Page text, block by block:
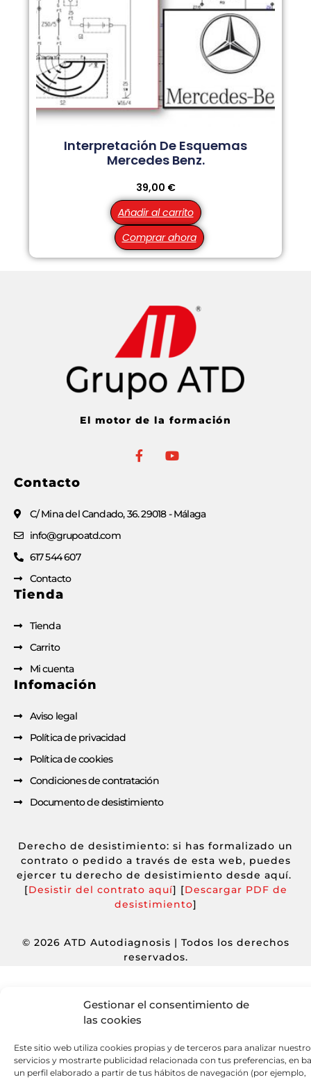
Gestionar el consentimiento de
las cookies
Este sitio web utiliza cookies propias y de terceros para analizar
servicios y mostrarte publicidad relacionada con tus preferencias, en
un perfil elaborado a partir de tus hábitos de navegación (por ejemplo,
Interpretación De Esquemas
Mercedes Benz.
39,00 €
Añadir al carrito
Comprar ahora
El motor de la formación
Contacto
C/ Mina del Candado, 36. 29018 - Málaga
info@grupoatd.com
617 544 607
Contacto
Tienda
Tienda
Carrito
Mi cuenta
Infomación
Aviso legal
Política de privacidad
Política de cookies
Condiciones de contratación
Documento de desistimiento
Derecho de desistimiento: si has formalizado un
contrato o pedido a través de esta web, puedes
ejercer tu derecho de desistimiento desde aquí.
[Desistir del contrato aquí] [Descargar PDF de
desistimiento]
© 2026 ATD Autodiagnosis | Todos los derechos
reservados.